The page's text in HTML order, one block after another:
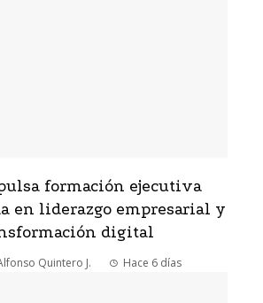
formación ejecutiva
en liderazgo empresarial y
digital
Quintero J. Hace 6 días